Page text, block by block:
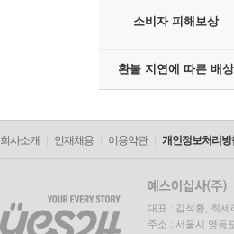
소비자 피해보상
환불 지연에 따른 배상
회사소개 인재채용 이용약관 개인정보처리방
대표 : 김석환, 최세
주소 : 서울시 영등